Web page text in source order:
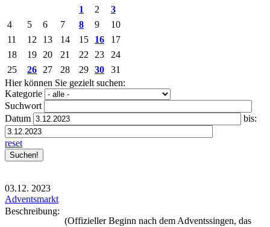
1
2
3
4
5 6 7 8 9
10
11
12 13 14 15 16
17
18
19 20 21 22 23
24
25
26 27 28 29 30
31
Hier können Sie gezielt suchen:
Kategorie
Suchwort
Datum
bis:
reset
03.12. 2023
Adventsmarkt
Beschreibung:
(Offizieller Beginn nach dem Adventssingen, das